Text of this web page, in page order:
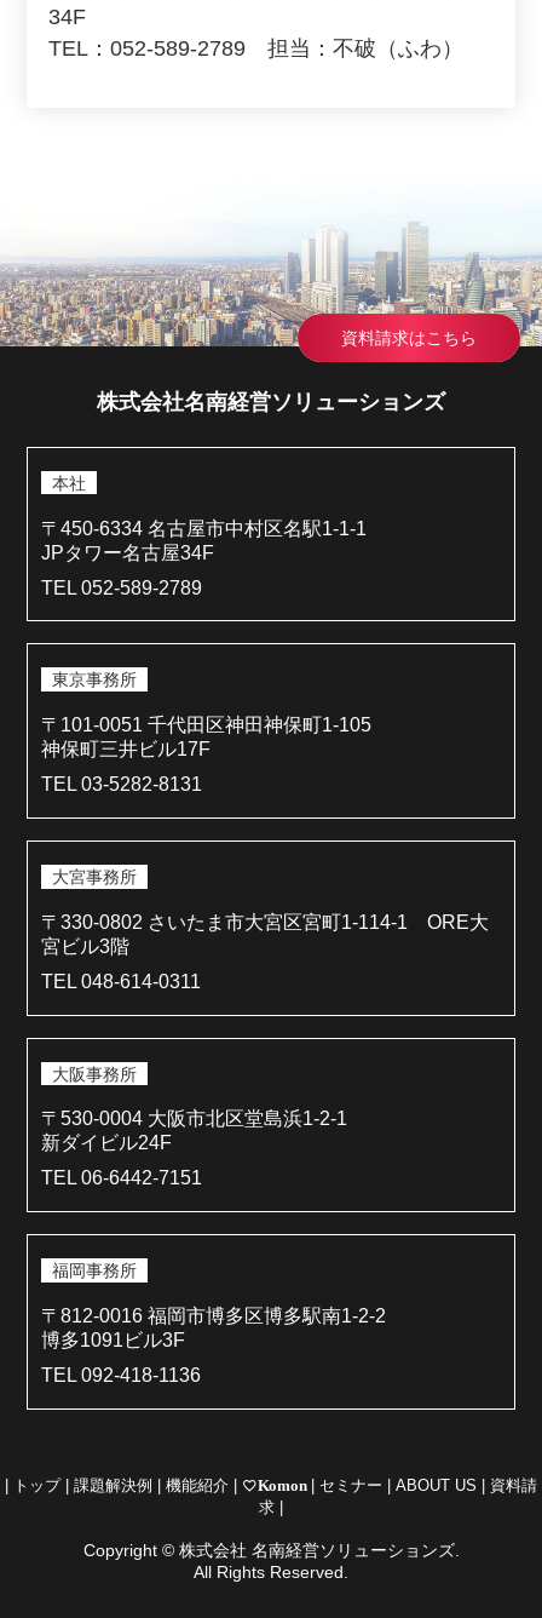
34F
TEL：052-589-2789 担当：不破（ふわ）
資料請求はこちら
株式会社名南経営ソリューションズ
本社
〒450-6334 名古屋市中村区名駅1-1-1
JPタワー名古屋34F
TEL 052-589-2789
東京事務所
〒101-0051 千代田区神田神保町1-105
神保町三井ビル17F
TEL 03-5282-8131
大宮事務所
〒330-0802 さいたま市大宮区宮町1-114-1 ORE大
宮ビル3階
TEL 048-614-0311
大阪事務所
〒530-0004 大阪市北区堂島浜1-2-1
新ダイビル24F
TEL 06-6442-7151
福岡事務所
〒812-0016 福岡市博多区博多駅南1-2-2
博多1091ビル3F
TEL 092-418-1136
トップ 課題解決例 機能紹介 favorite_borderKomon セミナー ABOUT US
資料請
求
Copyright © 株式会社 名南経営ソリューションズ.
All Rights Reserved.